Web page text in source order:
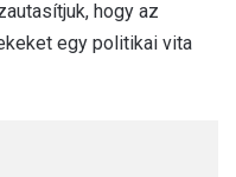
hogy az
egy politikai vita